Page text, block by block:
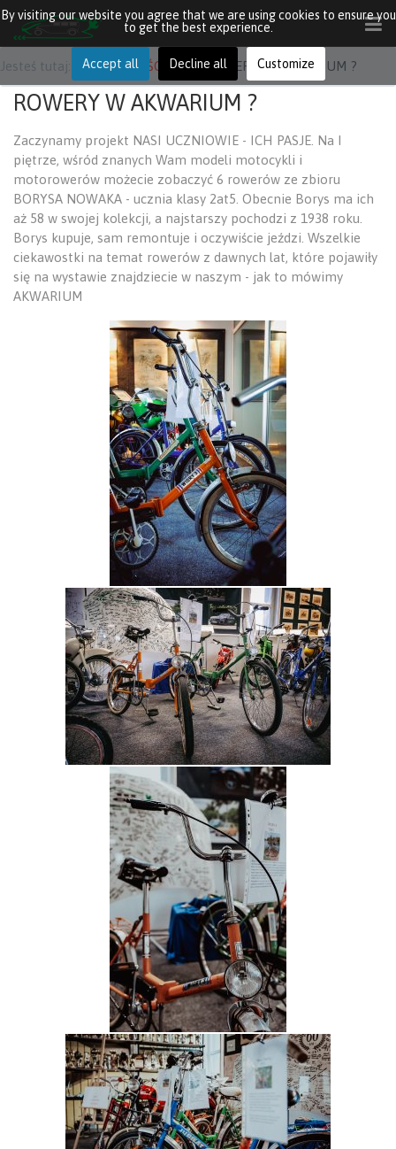
Jesteś tutaj: AKTUALNOŚCI ROWERY W AKWARIUM ?
ROWERY W AKWARIUM ?
Zaczynamy projekt NASI UCZNIOWIE - ICH PASJE. Na I
piętrze, wśród znanych Wam modeli motocykli i
motorowerów możecie zobaczyć 6 rowerów ze zbioru
BORYSA NOWAKA - ucznia klasy 2at5. Obecnie Borys ma ich
aż 58 w swojej kolekcji, a najstarszy pochodzi z 1938 roku.
Borys kupuje, sam remontuje i oczywiście jeździ. Wszelkie
ciekawostki na temat rowerów z dawnych lat, które pojawiły
się na wystawie znajdziecie w naszym - jak to mówimy
AKWARIUM
By visiting our website you agree that we are using cookies to ensure you
to get the best experience.
Accept all Decline all Customize